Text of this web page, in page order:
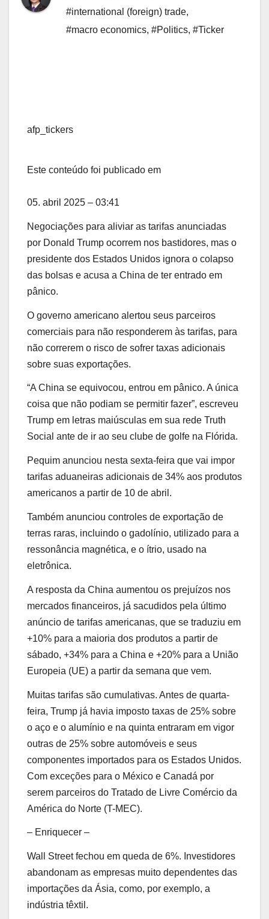
#international (foreign) trade,
#macro economics, #Politics, #Ticker
afp_tickers
Este conteúdo foi publicado em
05. abril 2025 – 03:41
Negociações para aliviar as tarifas anunciadas
por Donald Trump ocorrem nos bastidores, mas o
presidente dos Estados Unidos ignora o colapso
das bolsas e acusa a China de ter entrado em
pânico.
O governo americano alertou seus parceiros
comerciais para não responderem às tarifas, para
não correrem o risco de sofrer taxas adicionais
sobre suas exportações.
“A China se equivocou, entrou em pânico. A única
coisa que não podiam se permitir fazer”, escreveu
Trump em letras maiúsculas em sua rede Truth
Social ante de ir ao seu clube de golfe na Flórida.
Pequim anunciou nesta sexta-feira que vai impor
tarifas aduaneiras adicionais de 34% aos produtos
americanos a partir de 10 de abril.
Também anunciou controles de exportação de
terras raras, incluindo o gadolínio, utilizado para a
ressonância magnética, e o ítrio, usado na
eletrônica.
A resposta da China aumentou os prejuízos nos
mercados financeiros, já sacudidos pela último
anúncio de tarifas americanas, que se traduziu em
+10% para a maioria dos produtos a partir de
sábado, +34% para a China e +20% para a União
Europeia (UE) a partir da semana que vem.
Muitas tarifas são cumulativas. Antes de quarta-
feira, Trump já havia imposto taxas de 25% sobre
o aço e o alumínio e na quinta entraram em vigor
outras de 25% sobre automóveis e seus
componentes importados para os Estados Unidos.
Com exceções para o México e Canadá por
serem parceiros do Tratado de Livre Comércio da
América do Norte (T-MEC).
– Enriquecer –
Wall Street fechou em queda de 6%. Investidores
abandonam as empresas muito dependentes das
importações da Ásia, como, por exemplo, a
indústria têxtil.